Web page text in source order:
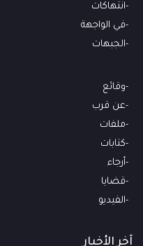
انتهاكات
في الواجهة
الجبهات
وقائع
عن قرب
ملفات
كتابات
أرجاء
قضايا
الفيديو
آخر الأخبار